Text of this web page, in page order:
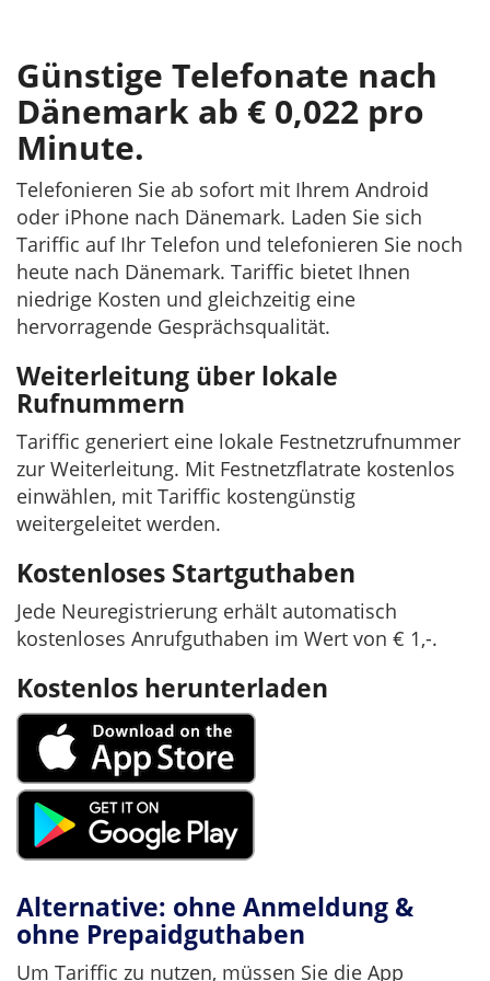
Günstige Telefonate nach
Dänemark ab € 0,022 pro
Minute.
Telefonieren Sie ab sofort mit Ihrem Android
oder iPhone nach Dänemark. Laden Sie sich
Tariffic auf Ihr Telefon und telefonieren Sie noch
heute nach Dänemark. Tariffic bietet Ihnen
niedrige Kosten und gleichzeitig eine
hervorragende Gesprächsqualität.
Weiterleitung über lokale
Rufnummern
Tariffic generiert eine lokale Festnetzrufnummer
zur Weiterleitung. Mit Festnetzflatrate kostenlos
einwählen, mit Tariffic kostengünstig
weitergeleitet werden.
Kostenloses Startguthaben
Jede Neuregistrierung erhält automatisch
kostenloses Anrufguthaben im Wert von € 1,-.
Kostenlos herunterladen
Alternative: ohne Anmeldung &
ohne Prepaidguthaben
Um Tariffic zu nutzen, müssen Sie die App